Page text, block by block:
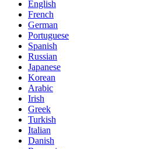
English
French
German
Portuguese
Spanish
Russian
Japanese
Korean
Arabic
Irish
Greek
Turkish
Italian
Danish